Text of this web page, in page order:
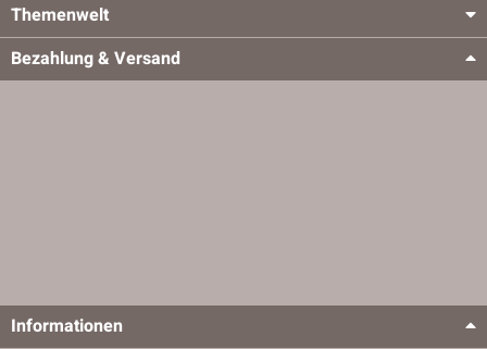
Themenwelt
Bezahlung & Versand
Informationen